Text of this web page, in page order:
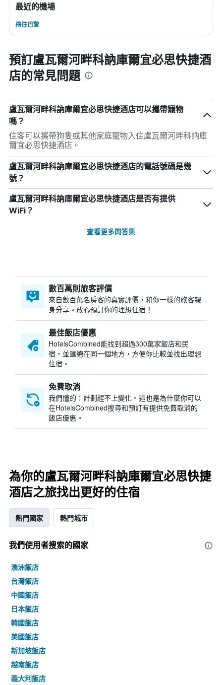
最近的機場
飛往巴黎
預訂盧瓦爾河畔科訥庫爾宜必思快捷酒
店的常見問題
盧瓦爾河畔科訥庫爾宜必思快捷酒店可以攜帶寵物
嗎？
住客可以攜帶狗隻或其他家庭寵物入住盧瓦爾河畔科訥庫
爾宜必思快捷酒店。
盧瓦爾河畔科訥庫爾宜必思快捷酒店的電話號碼是幾
號？
盧瓦爾河畔科訥庫爾宜必思快捷酒店是否有提供
WiFi？
查看更多問答集
數百萬則旅客評價
來自數百萬名房客的真實評價，和你一樣的旅客親
身分享。放心預訂你的理想住宿！
最佳飯店優惠
HotelsCombined​能找到超過300萬家飯店和民
宿，並匯總在同一個地方，方便你比較並找出理想
住宿。
免費取消
我們懂的：計劃趕不上變化。這也是為什麼你可以
在HotelsCombined搜尋和預訂有提供免費取消的
飯店優惠。
為你的盧瓦爾河畔科訥庫爾宜必思快捷
酒店之旅找出更好的住宿
熱門國家 熱門城市
我們使用者搜索的國家
澳洲飯店
台灣飯店
中國飯店
日本飯店
韓國飯店
美國飯店
新加坡飯店
越南飯店
義大利飯店